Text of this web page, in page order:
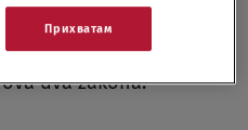
Filozofskog
sa sindikatima
dva zakona.
Прихватам